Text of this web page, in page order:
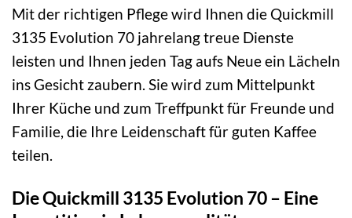
Mit der richtigen Pflege wird Ihnen die Quickmill
3135 Evolution 70 jahrelang treue Dienste
leisten und Ihnen jeden Tag aufs Neue ein Lächeln
ins Gesicht zaubern. Sie wird zum Mittelpunkt
Ihrer Küche und zum Treffpunkt für Freunde und
Familie, die Ihre Leidenschaft für guten Kaffee
teilen.
Die Quickmill 3135 Evolution 70 – Eine